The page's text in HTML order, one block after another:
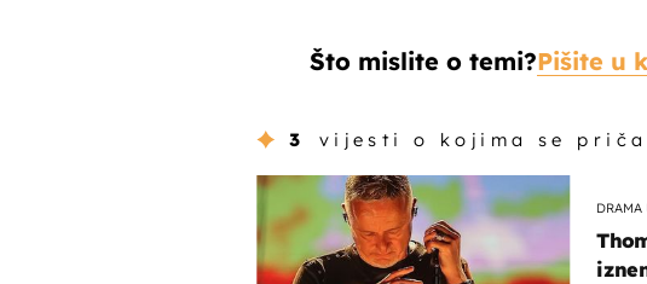
Što mislite o temi?Pišite u
3 vijesti o kojima se priča